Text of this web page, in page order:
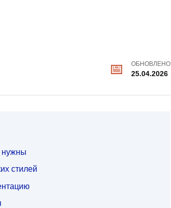
ОБНОВЛЕНО
25.04.2026
нужны
стилей